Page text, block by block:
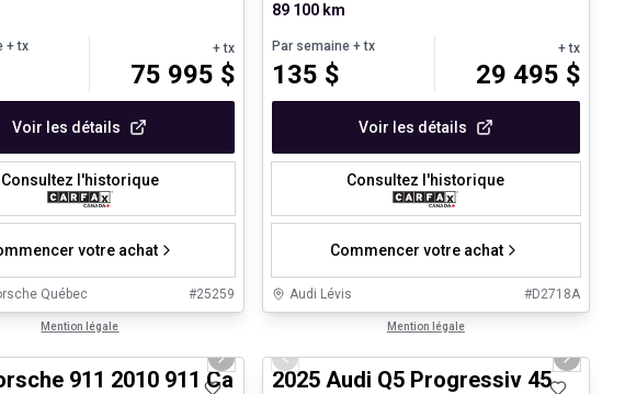
+ tx + tx
75 995 $
Voir les détails
Consultez l'historique
votre achat
Québec #25259
Mention légale
89 100 km
Par semaine+ tx
135 $
+ tx
29 495 $
Voir les détails
Consultez l'historique
Commencer votre achat
Audi Lévis #D2718A
Mention légale
panoramique
offre
Next slide
911 2010 911 Carrera 4S Cabriolet - 6 Speed Manual
Véhicules d'occasion certifiés
Previous slide Next
2025 Audi Q5 Progressiv 45